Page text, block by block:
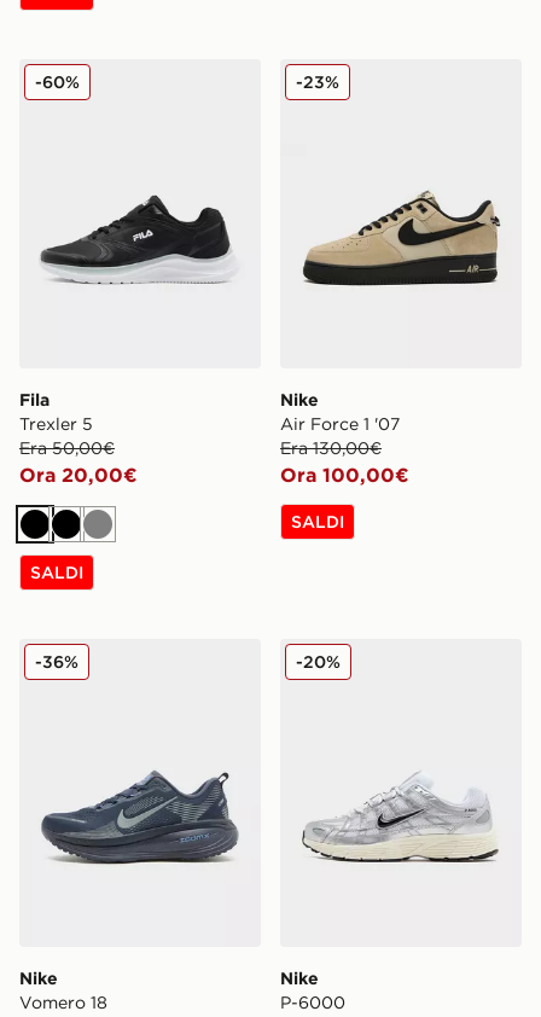
Fila Trexler 5
Fila
Trexler 5
Era 50,00€
Ora 20,00€
-60%
NeroNeroGrigio
SALDI
Nike Air Force 1 '07
Nike
Air Force 1 '07
Era 130,00€
Ora 100,00€
-23%
SALDI
Nike Vomero 18
Nike
Vomero 18
-36% Nike P-6000
Nike
P-6000
-20%